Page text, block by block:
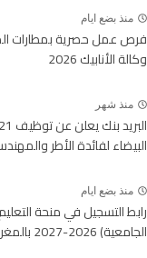
منذ بضع ايام
فرص عمل حصرية بمطارات
وكالة الأنابيك 2026
منذ شهر
البيضاء لفائدة الأطر
منذ بضع ايام
رابط التسجيل في منحة
الجامعية) 2026-2027 بالمغرب عبر Minhaty.ma